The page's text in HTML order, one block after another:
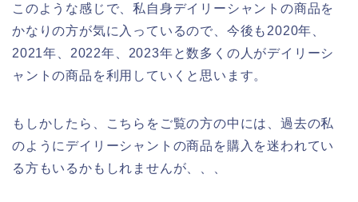
このような感じで、私自身デイリーシャントの商品を
かなりの方が気に入っているので、今後も2020年、
2021年、2022年、2023年と数多くの人がデイリーシ
ャントの商品を利用していくと思います。
もしかしたら、こちらをご覧の方の中には、過去の私
のようにデイリーシャントの商品を購入を迷われてい
る方もいるかもしれませんが、、、